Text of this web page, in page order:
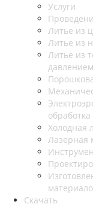
Услуги
Литье из
Литье из
Литье из
давлением
обработка
Холодная
Лазерная
Скачать